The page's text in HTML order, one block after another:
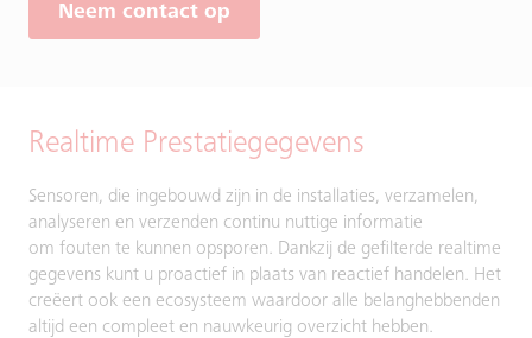
Neem contact op
Realtime Prestatiegegevens
Sensoren, die ingebouwd zijn in de installaties, verzamelen,
analyseren en verzenden continu nuttige informatie
om fouten te kunnen opsporen. Dankzij de gefilterde realtime
gegevens kunt u proactief in plaats van reactief handelen. Het
creëert ook een ecosysteem waardoor alle belanghebbenden
altijd een compleet en nauwkeurig overzicht hebben.